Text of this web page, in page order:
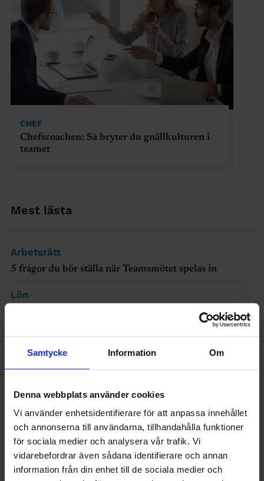
Samtycke Information Om
Denna webbplats använder cookies
Vi använder enhetsidentifierare för att anpassa innehållet
och annonserna till användarna, tillhandahålla funktioner
för sociala medier och analysera vår trafik. Vi
vidarebefordrar även sådana identifierare och annan
information från din enhet till de sociala medier och
Mest lästa
Arbetsrätt
5 frågor du bör ställa när Teamsmötet spelas in
Lön
Ingenjören
Här kan du testa ditt IQ – om du vågar
Kräv detta om chefen ringer på semestern
Utbildning
Så hög blev antagningspoängen till
ingenjörsutbildningarna i höst
CHEF
Chefscoachen: Så bryter du gnällkulturen i
teamet